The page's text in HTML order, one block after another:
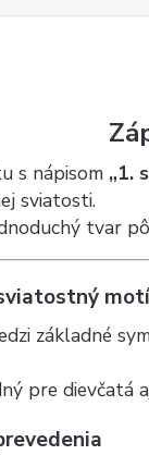
s nápisom „1.
sviatosti.
tvar
základné
pre dievčatá